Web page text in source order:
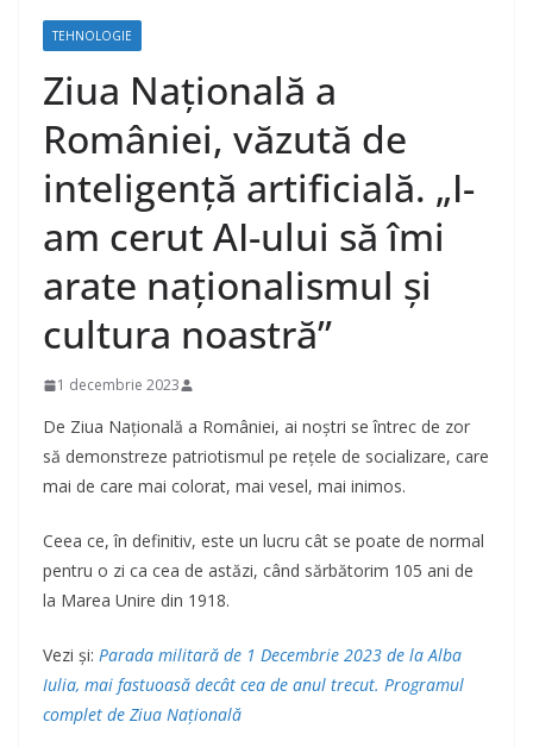
TEHNOLOGIE
Ziua Națională a
României, văzută de
inteligență artificială. „I-
am cerut AI-ului să îmi
arate naționalismul și
cultura noastră”
1 decembrie 2023
De Ziua Națională a României, ai noștri se întrec de zor
să demonstreze patriotismul pe rețele de socializare, care
mai de care mai colorat, mai vesel, mai inimos.
Ceea ce, în definitiv, este un lucru cât se poate de normal
pentru o zi ca cea de astăzi, când sărbătorim 105 ani de
la Marea Unire din 1918.
Vezi și: Parada militară de 1 Decembrie 2023 de la Alba
Iulia, mai fastuoasă decât cea de anul trecut. Programul
complet de Ziua Națională